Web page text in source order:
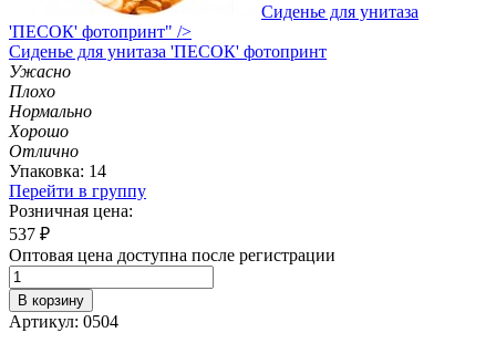
Сиденье для унитаза
'ПЕСОК' фотопринт" />
Сиденье для унитаза 'ПЕСОК' фотопринт
Ужасно
Плохо
Нормально
Хорошо
Отлично
Упаковка: 14
Перейти в группу
Розничная цена:
537 ₽
Оптовая цена доступна после регистрации
В корзину
Артикул: 0504